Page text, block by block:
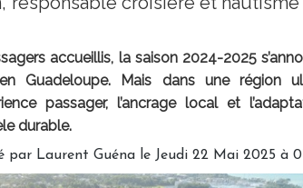
accueillis, la saison 2024-2025
Guadeloupe. Mais dans une région
passager, l’ancrage local et
durable.
par Laurent Guéna le Jeudi 22 Mai 2025 à